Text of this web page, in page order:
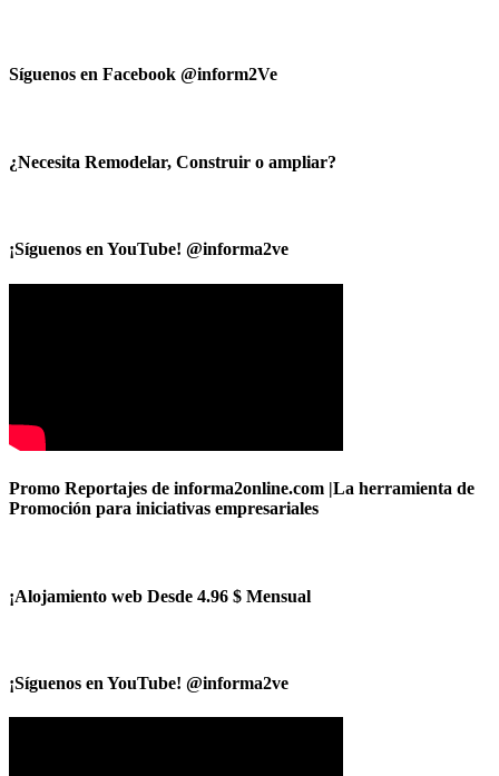
Síguenos en Facebook @inform2Ve
¿Necesita Remodelar, Construir o ampliar?
¡Síguenos en YouTube! @informa2ve
Promo Reportajes de informa2online.com |La herramienta de
Promoción para iniciativas empresariales
¡Alojamiento web Desde 4.96 $ Mensual
¡Síguenos en YouTube! @informa2ve